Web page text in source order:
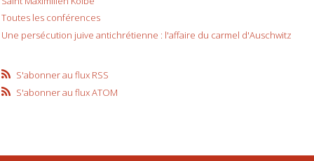
Toutes les conférences
Une persécution juive antichrétienne : l'affaire du carmel d'Auschwitz
S'abonner au flux RSS
S'abonner au flux ATOM